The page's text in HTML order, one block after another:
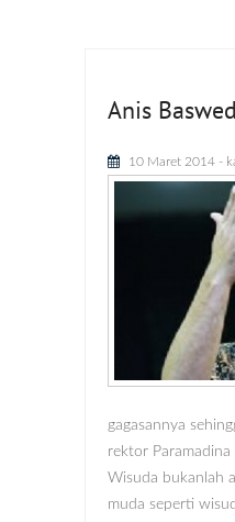
Anis
10 Maret 2014 -
gagasannya
rektor
Wisuda bukanlah
muda seperti